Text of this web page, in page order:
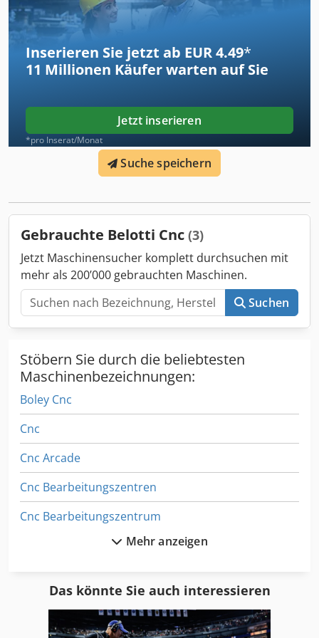
Stationen Aufspannfläche:2.350 x 1.700 mm Eilgang in
X/Y/Z:80/80/60 m/min Ausstattung/Zubehör:
Werkzeugvermessung:Laser, Hexagon
Werkzeugbruchkontrolle:Taster, m&h TS 35.20
Ausstattung:Spindelkühler
Inserieren Sie jetzt ab EUR 4.49*
11 Millionen Käufer warten auf Sie
Jetzt inserieren
*pro Inserat/Monat
Suche speichern
Gebrauchte Belotti Cnc (3)
Jetzt Maschinensucher komplett durchsuchen mit
mehr als 200’000 gebrauchten Maschinen.
Suchen
Stöbern Sie durch die beliebtesten
Maschinenbezeichnungen:
Boley Cnc
Cnc
Cnc Arcade
Cnc Bearbeitungszentren
Cnc Bearbeitungszentrum
Cnc Bettbahnfräsmaschine
Cnc Bohrmaschine
Mehr anzeigen
Das könnte Sie auch interessieren